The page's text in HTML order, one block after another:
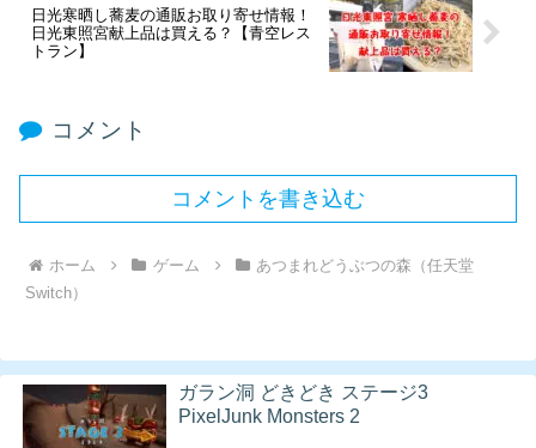
日光寒晒し蕎麦の通販お取り寄せ情報！
日光東照宮献上品は買える？【青空レス
トラン】
コメント
コメントを書き込む
ホーム ゲーム
あつまれどうぶつの森（任天堂
Switch）
ガラン洞 どきどき ステージ3
PixelJunk Monsters 2